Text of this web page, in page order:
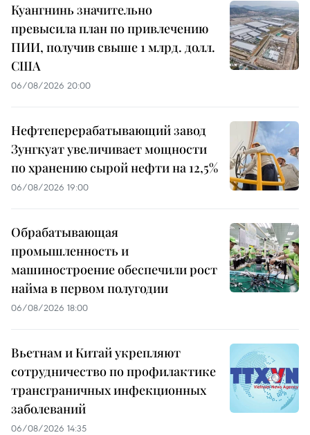
Куангнинь значительно
превысила план по привлечению
ПИИ, получив свыше 1 млрд. долл.
США
06/08/2026 20:00
Нефтеперерабатывающий завод
Зунгкуат увеличивает мощности
по хранению сырой нефти на 12,5%
06/08/2026 19:00
Обрабатывающая
промышленность и
машиностроение обеспечили рост
найма в первом полугодии
06/08/2026 18:00
Вьетнам и Китай укрепляют
сотрудничество по профилактике
трансграничных инфекционных
заболеваний
06/08/2026 14:35